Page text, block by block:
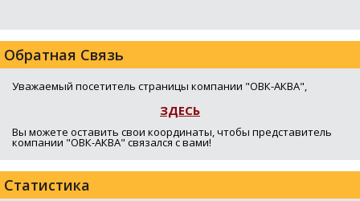
Обратная Связь
Уважаемый посетитель страницы компании "ОВК-АКВА",
ЗДЕСЬ
Вы можете оставить свои координаты, чтобы представитель
компании "ОВК-АКВА" связался с вами!
Статистика